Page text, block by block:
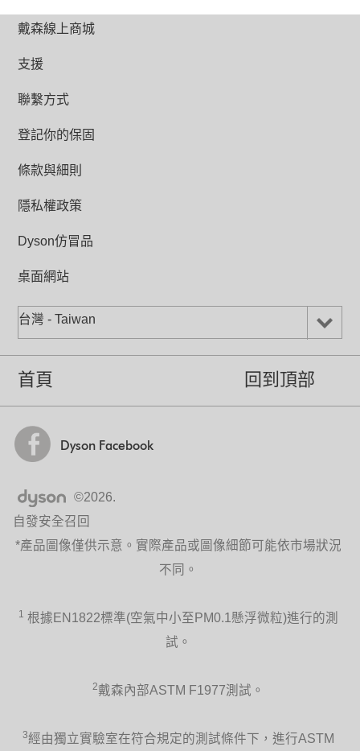
戴森線上商城
支援
聯繫方式
登記你的保固
條款與細則
隱私權政策
Dyson仿冒品
桌面網站
台灣 - Taiwan
首頁 回到頂部
Dyson Facebook
©2026.
自發安全召回
*產品圖像僅供示意。實際產品或圖像細節可能依市場狀況
不同。
1
根據EN1822標準(空氣中小至PM0.1懸浮微粒)進行的測
試。
2戴森內部ASTM F1977測試。
3經由獨立實驗室在符合規定的測試條件下，進行ASTM